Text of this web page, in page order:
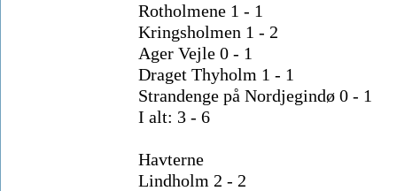
Rotholmene 1 - 1
Kringsholmen 1 - 2
Ager Vejle 0 - 1
Draget Thyholm 1 - 1
Strandenge på Nordjegindø 0 - 1
I alt: 3 - 6
Havterne
Lindholm 2 - 2